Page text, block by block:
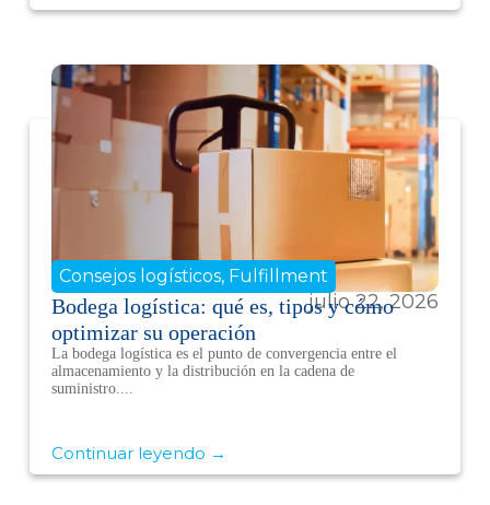
julio 22, 2026
Consejos logísticos, Fulfillment
Bodega logística: qué es, tipos y cómo
optimizar su operación
La bodega logística es el punto de convergencia entre el
almacenamiento y la distribución en la cadena de
suministro....
Continuar leyendo →